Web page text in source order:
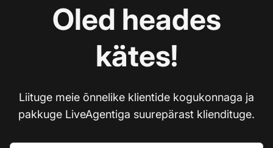
Oled heades
kätes!
Liituge meie õnnelike klientide kogukonnaga ja
pakkuge LiveAgentiga suurepärast kliendituge.